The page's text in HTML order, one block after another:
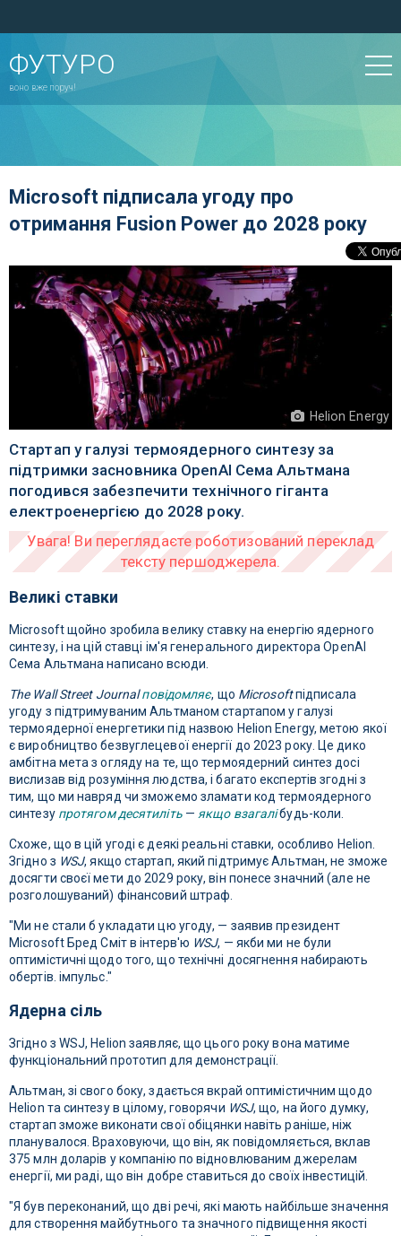
ФУТУРО
воно вже поруч!
Microsoft підписала угоду про
отримання Fusion Power до 2028 року
Helion Energy
Стартап у галузі термоядерного синтезу за
підтримки засновника OpenAI Сема Альтмана
погодився забезпечити технічного гіганта
електроенергією до 2028 року.
Великі ставки
Microsoft щойно зробила велику ставку на енергію ядерного
синтезу, і на цій ставці ім'я генерального директора OpenAI
Сема Альтмана написано всюди.
The Wall Street Journal повідомляє, що Microsoftпідписала
угоду з підтримуваним Альтманом стартапом у галузі
термоядерної енергетики під назвою Helion Energy, метою якої
є виробництво безвуглецевої енергії до 2023 року. Це дико
амбітна мета з огляду на те, що термоядерний синтез досі
вислизав від розуміння людства, і багато експертів згодні з
тим, що ми навряд чи зможемо зламати код термоядерного
синтезу протягом десятиліть—якщо взагалібудь-коли.
Схоже, що в цій угоді є деякі реальні ставки, особливо Helion.
Згідно з WSJ, якщо стартап, який підтримує Альтман, не зможе
досягти своєї мети до 2029 року, він понесе значний (але не
розголошуваний) фінансовий штраф.
"Ми не стали б укладати цю угоду, — заявив президент
Microsoft Бред Сміт в інтерв'ю WSJ, — якби ми не були
оптимістичні щодо того, що технічні досягнення набирають
обертів. імпульс."
Ядерна сіль
Згідно з WSJ, Helion заявляє, що цього року вона матиме
функціональний прототип для демонстрації.
Альтман, зі свого боку, здається вкрай оптимістичним щодо
Helion та синтезу в цілому, говорячи WSJ, що, на його думку,
стартап зможе виконати свої обіцянки навіть раніше, ніж
планувалося. Враховуючи, що він, як повідомляється, вклав
375 млн доларів у компанію по відновлюваним джерелам
енергії, ми раді, що він добре ставиться до своїх інвестицій.
"Я був переконаний, що дві речі, які мають найбільше значення
для створення майбутнього та значного підвищення якості